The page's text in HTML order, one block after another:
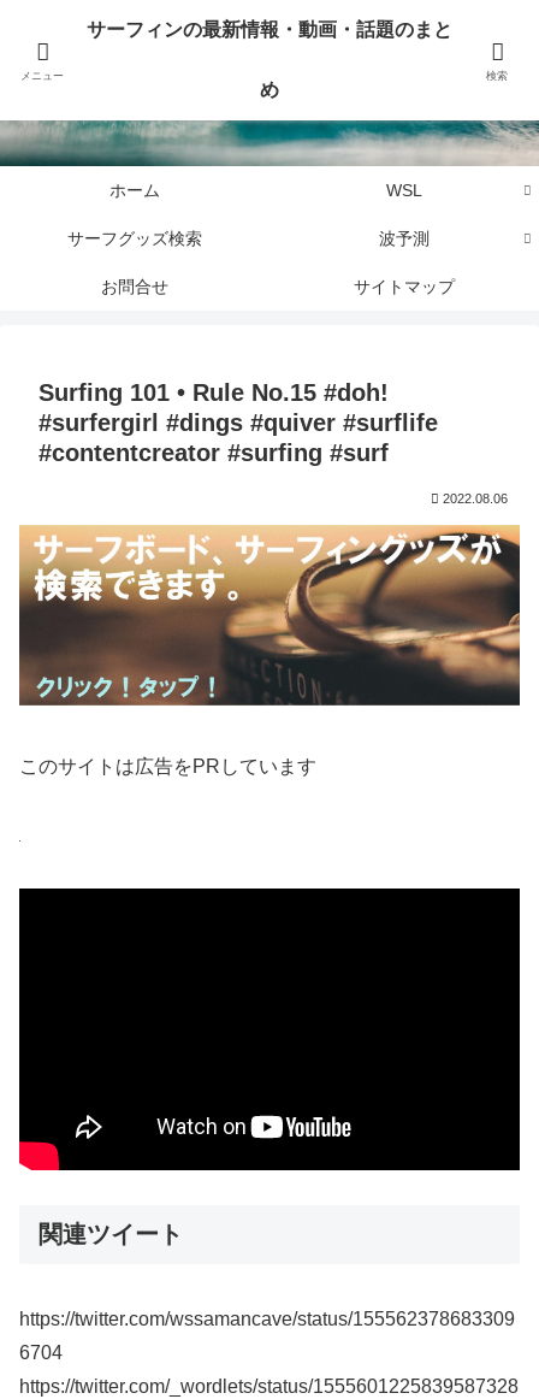
サーフィンに関するニュース・話題や最新情報を写真、画像、動画でまとめて
ホーム WSL
サーフグッズ検索 波予測
お問合せ サイトマップ
Surfing 101 • Rule No.15 #doh!
#surfergirl #dings #quiver #surflife
#contentcreator #surfing #surf
2022.08.06
このサイトは広告をPRしています
関連ツイート
https://twitter.com/wssamancave/status/155562378683309
6704
https://twitter.com/_wordlets/status/1555601225839587328
メニュー
サーフィンの最新情報・動画・話題のまと
め
検索